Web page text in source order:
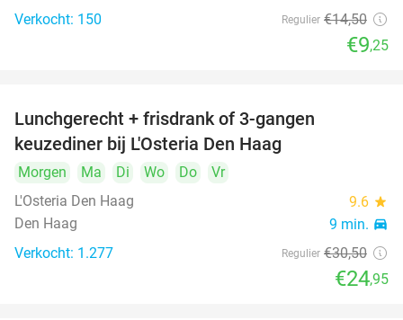
Verkocht: 150 Regulier €14,50
€9,25
Lunchgerecht + frisdrank of 3-gangen
keuzediner bij L'Osteria Den Haag
Morgen Ma Di Wo Do
Vr
L'Osteria Den Haag
9.6 star
Den Haag 9 min. directions_car
Verkocht: 1.277 Regulier €30,50
€24,95